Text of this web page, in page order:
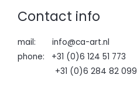
Contact info
mail: info@ca-art.nl
phone: +31 (0)6 124 51 773
+31 (0)6 284 82 099